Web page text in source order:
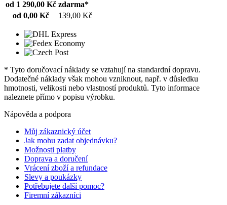
od 1 290,00 Kč zdarma*
od 0,00 Kč
139,00 Kč
* Tyto doručovací náklady se vztahují na standardní dopravu.
Dodatečné náklady však mohou vzniknout, např. v důsledku
hmotnosti, velikosti nebo vlastností produktů. Tyto informace
naleznete přímo v popisu výrobku.
Nápověda a podpora
Můj zákaznický účet
Jak mohu zadat objednávku?
Možnosti platby
Doprava a doručení
Vrácení zboží a refundace
Slevy a poukázky
Potřebujete další pomoc?
Firemní zákazníci